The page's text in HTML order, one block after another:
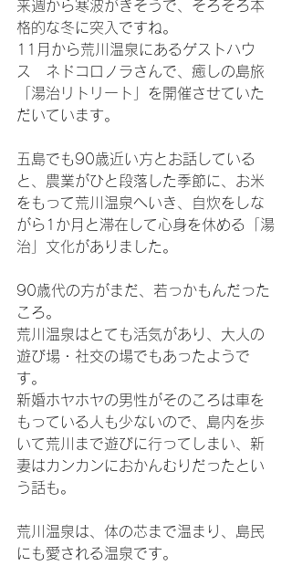
来週から寒波がきそうで、そろそろ本
格的な冬に突入ですね。
11月から荒川温泉にあるゲストハウ
ス　ネドコロノラさんで、癒しの島旅
「湯治リトリート」を開催させていた
だいています。
五島でも90歳近い方とお話している
と、農業がひと段落した季節に、お米
をもって荒川温泉へいき、自炊をしな
がら1か月と滞在して心身を休める「湯
治」文化がありました。
90歳代の方がまだ、若っかもんだった
ころ。
荒川温泉はとても活気があり、大人の
遊び場・社交の場でもあったようで
す。
新婚ホヤホヤの男性がそのころは車を
もっている人も少ないので、島内を歩
いて荒川まで遊びに行ってしまい、新
妻はカンカンにおかんむりだったとい
う話も。
荒川温泉は、体の芯まで温まり、島民
にも愛される温泉です。